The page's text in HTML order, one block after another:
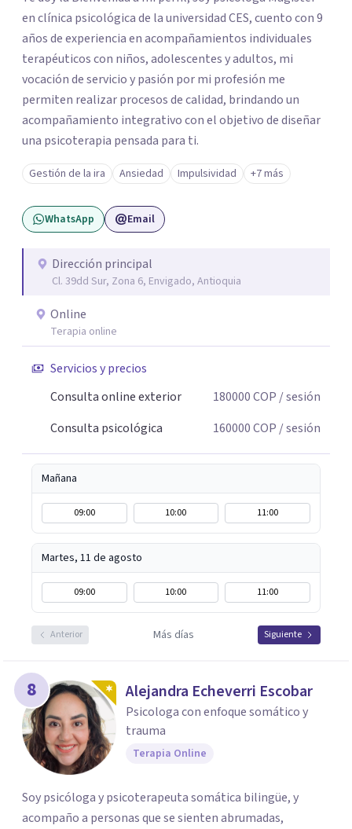
en clínica psicológica de la universidad CES, cuento con 9
años de experiencia en acompañamientos individuales
terapéuticos con niños, adolescentes y adultos, mi
vocación de servicio y pasión por mi profesión me
permiten realizar procesos de calidad, brindando un
acompañamiento integrativo con el objetivo de diseñar
una psicoterapia pensada para ti.
Gestión de la ira Ansiedad Impulsividad +7 más
WhatsApp Email
Dirección principal
Cl. 39dd Sur, Zona 6, Envigado, Antioquia
Online
Terapia online
Servicios y precios
Consulta online exterior
180000COP / sesión
Consulta psicológica
160000COP / sesión
Mañana
09:00 10:00 11:00
Martes, 11 de agosto
09:00 10:00 11:00
Anterior Más días Siguiente
8 Alejandra Echeverri Escobar
Psicologa con enfoque somático y
trauma
Terapia Online
Soy psicóloga y psicoterapeuta somática bilingüe, y
acompaño a personas que se sienten abrumadas,